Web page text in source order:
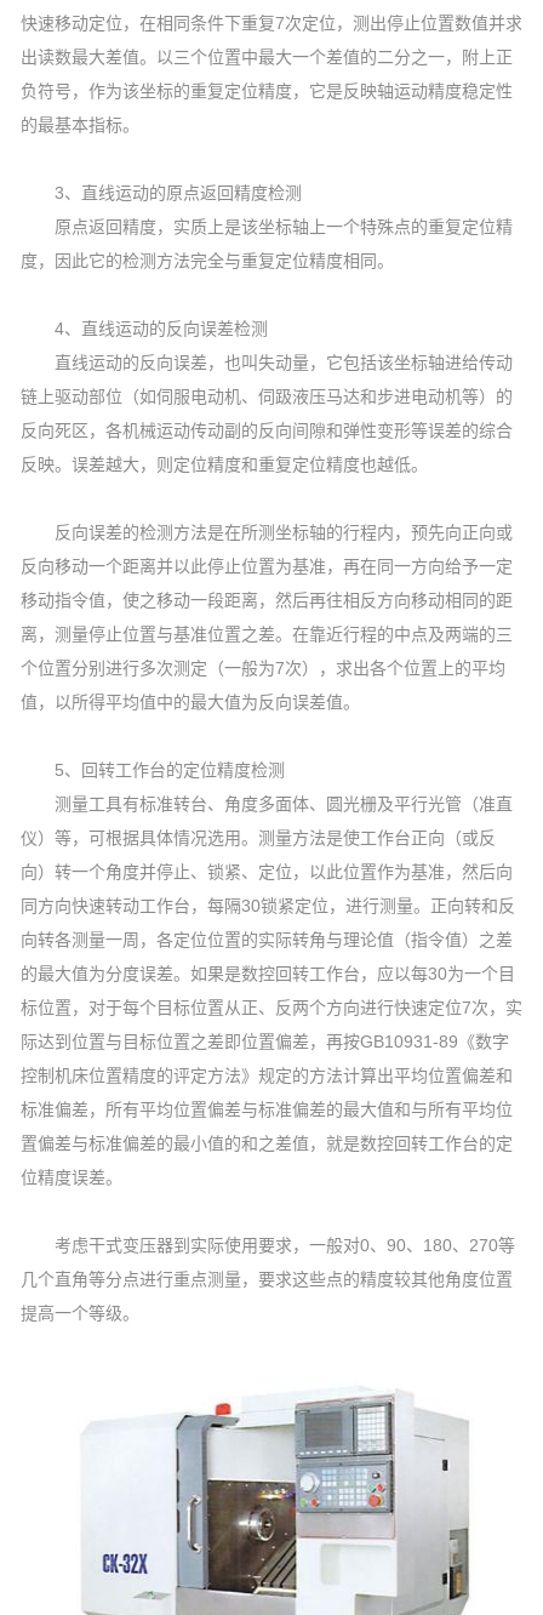
快速移动定位，在相同条件下重复7次定位，测出停止位置数值并求
出读数最大差值。以三个位置中最大一个差值的二分之一，附上正
负符号，作为该坐标的重复定位精度，它是反映轴运动精度稳定性
的最基本指标。
3、直线运动的原点返回精度检测
原点返回精度，实质上是该坐标轴上一个特殊点的重复定位精
度，因此它的检测方法完全与重复定位精度相同。
4、直线运动的反向误差检测
直线运动的反向误差，也叫失动量，它包括该坐标轴进给传动
链上驱动部位（如伺服电动机、伺趿液压马达和步进电动机等）的
反向死区，各机械运动传动副的反向间隙和弹性变形等误差的综合
反映。误差越大，则定位精度和重复定位精度也越低。
反向误差的检测方法是在所测坐标轴的行程内，预先向正向或
反向移动一个距离并以此停止位置为基准，再在同一方向给予一定
移动指令值，使之移动一段距离，然后再往相反方向移动相同的距
离，测量停止位置与基准位置之差。在靠近行程的中点及两端的三
个位置分别进行多次测定（一般为7次），求出各个位置上的平均
值，以所得平均值中的最大值为反向误差值。
5、回转工作台的定位精度检测
测量工具有标准转台、角度多面体、圆光栅及平行光管（准直
仪）等，可根据具体情况选用。测量方法是使工作台正向（或反
向）转一个角度并停止、锁紧、定位，以此位置作为基准，然后向
同方向快速转动工作台，每隔30锁紧定位，进行测量。正向转和反
向转各测量一周，各定位位置的实际转角与理论值（指令值）之差
的最大值为分度误差。如果是数控回转工作台，应以每30为一个目
标位置，对于每个目标位置从正、反两个方向进行快速定位7次，实
际达到位置与目标位置之差即位置偏差，再按GB10931-89《数字
控制机床位置精度的评定方法》规定的方法计算出平均位置偏差和
标准偏差，所有平均位置偏差与标准偏差的最大值和与所有平均位
置偏差与标准偏差的最小值的和之差值，就是数控回转工作台的定
位精度误差。
考虑干式变压器到实际使用要求，一般对0、90、180、270等
几个直角等分点进行重点测量，要求这些点的精度较其他角度位置
提高一个等级。